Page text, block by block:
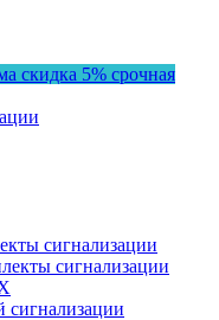
скидка 5% срочная
сигнализации
сигнализации
сигнализации